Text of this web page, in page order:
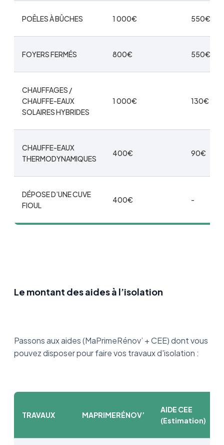
POÊLES À BÛCHES 1 000€ 550€
FOYERS FERMÉS 800€ 550€
CHAUFFAGES /
CHAUFFE-EAUX
SOLAIRES HYBRIDES
1 000€ 130€
CHAUFFE-EAUX
THERMODYNAMIQUES
400€ 90€
DÉPOSE D’UNE CUVE
FIOUL
400€ -
Le montant des aides à l’isolation
Passons aux aides (MaPrimeRénov’ + CEE) dont vous
pouvez disposer pour faire vos travaux d'isolation :
TRAVAUX MAPRIMERÉNOV’
AIDE CEE
(Estimation)